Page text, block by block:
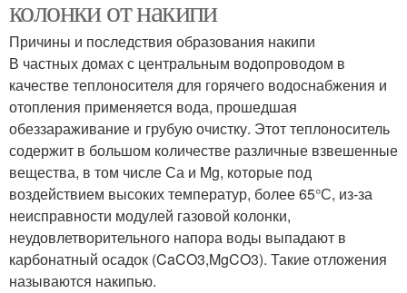
колонки от накипи
Причины и последствия образования накипи
В частных домах с центральным водопроводом в
качестве теплоносителя для горячего водоснабжения и
отопления применяется вода, прошедшая
обеззараживание и грубую очистку. Этот теплоноситель
содержит в большом количестве различные взвешенные
вещества, в том числе Са и Mg, которые под
воздействием высоких температур, более 65°С, из-за
неисправности модулей газовой колонки,
неудовлетворительного напора воды выпадают в
карбонатный осадок (CaCO3,MgCO3). Такие отложения
называются накипью.